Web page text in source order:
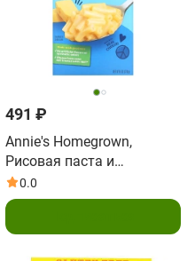
491 ₽
Annie's Homegrown,
Рисовая паста и
классический чеддер, без
глютена, 170 г (6 унций)
0.0